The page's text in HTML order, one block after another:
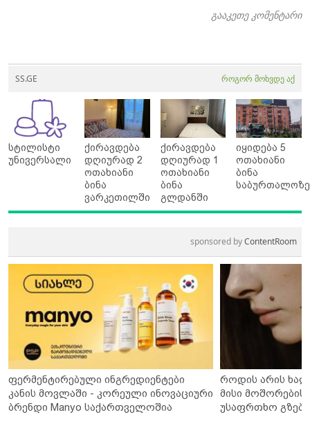
გააკეთე კომენტარი
SS.GE როგორ მოხვდე აქ
სტილისტი
უნივერსალი
ქირავდება
დღიურად 2
ოთახიანი
ბინა
ვარკეთილში
ქირავდება
დღიურად 1
ოთახიანი
ბინა
გლდანში
იყიდება 5
ოთახიანი
ბინა
საბურთალოზე
sponsored byContentRoom
ფერმენტირებული ინგრედიენტები
კანის მოვლაში - კორეული ინოვაციური
ბრენდი Manyo საქართველოშია
როდის არის
მისი მოშორების
უსაფრთხო გზები